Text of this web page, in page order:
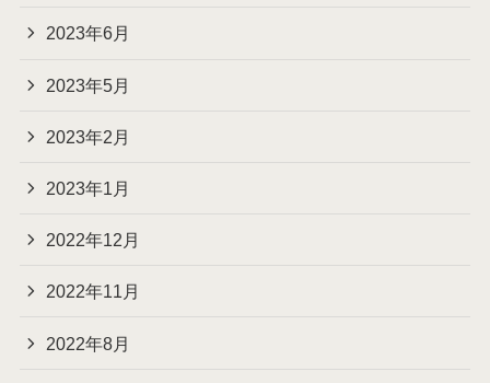
2023年6月
2023年5月
2023年2月
2023年1月
2022年12月
2022年11月
2022年8月